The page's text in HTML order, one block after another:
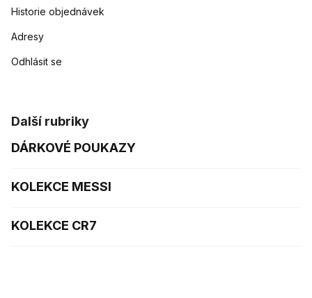
Historie objednávek
Adresy
Odhlásit se
Další rubriky
DÁRKOVÉ POUKAZY
KOLEKCE MESSI
KOLEKCE CR7